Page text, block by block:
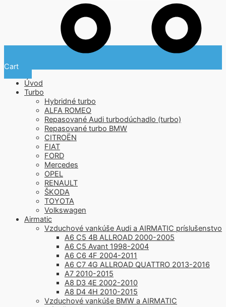
Cart
Úvod
Turbo
Hybridné turbo
ALFA ROMEO
Repasované Audi turbodúchadlo (turbo)
Repasované turbo BMW
CITROËN
FIAT
FORD
Mercedes
OPEL
RENAULT
ŠKODA
TOYOTA
Volkswagen
Airmatic
Vzduchové vankúše Audi a AIRMATIC príslušenstvo
A6 C5 4B ALLROAD 2000-2005
A6 C5 Avant 1998-2004
A6 C6 4F 2004-2011
A6 C7 4G ALLROAD QUATTRO 2013-2016
A7 2010-2015
A8 D3 4E 2002-2010
A8 D4 4H 2010-2015
Vzduchové vankúše BMW a AIRMATIC